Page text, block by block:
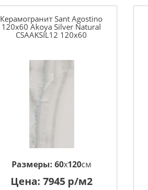
Керамогранит Sant Agostino
120x60 Akoya Silver Natural
CSAAKSIL12 120x60
Размеры: 60x120см
Цена: 7945р/м2